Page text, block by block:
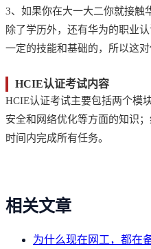
3、如果你在大一大二你就接触
除了学历外，还有华为的职业
一定的技能和基础的，所以这
HCIE认证考试内容
HCIE认证考试主要包括两个模
安全和网络优化等方面的知识
时间内完成所有任务。
相关文章
为什么现在网工，都在